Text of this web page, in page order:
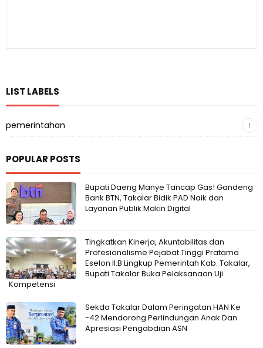
LIST LABELS
pemerintahan 1
POPULAR POSTS
Bupati Daeng Manye Tancap Gas! Gandeng
Bank BTN, Takalar Bidik PAD Naik dan
Layanan Publik Makin Digital
Tingkatkan Kinerja, Akuntabilitas dan
Profesionalisme Pejabat Tinggi Pratama
Eselon II.B Lingkup Pemerintah Kab. Takalar,
Bupati Takalar Buka Pelaksanaan Uji
Kompetensi
Sekda Takalar Dalam Peringatan HAN Ke
-42 Mendorong Perlindungan Anak Dan
Apresiasi Pengabdian ASN